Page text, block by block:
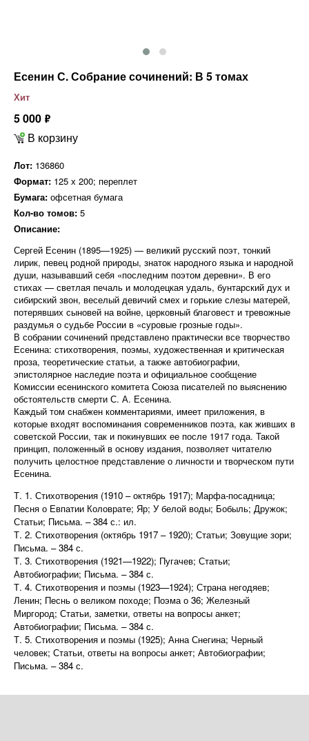
Есенин С. Собрание сочинений: В 5 томах
Хит
5 000 ф
В корзину
Лот: 136860
Формат: 125 х 200; переплет
Бумага: офсетная бумага
Кол-во томов: 5
Описание:
Сергей Есенин (1895—1925) — великий русский поэт, тонкий
лирик, певец родной природы, знаток народного языка и народной
души, называвший себя «последним поэтом деревни». В его
стихах — светлая печаль и молодецкая удаль, бунтарский дух и
сибирский звон, веселый девичий смех и горькие слезы матерей,
потерявших сыновей на войне, церковный благовест и тревожные
раздумья о судьбе России в «суровые грозные годы».
В собрании сочинений представлено практически все творчество
Есенина: стихотворения, поэмы, художественная и критическая
проза, теоретические статьи, а также автобиографии,
эпистолярное наследие поэта и официальное сообщение
Комиссии есенинского комитета Союза писателей по выяснению
обстоятельств смерти С. А. Есенина.
Каждый том снабжен комментариями, имеет приложения, в
которые входят воспоминания современников поэта, как живших в
советской России, так и покинувших ее после 1917 года. Такой
принцип, положенный в основу издания, позволяет читателю
получить целостное представление о личности и творческом пути
Есенина.
Т. 1. Стихотворения (1910 – октябрь 1917); Марфа-посадница;
Песня о Евпатии Коловрате; Яр; У белой воды; Бобыль; Дружок;
Статьи; Письма. – 384 с.: ил.
Т. 2. Стихотворения (октябрь 1917 – 1920); Статьи; Зовущие зори;
Письма. – 384 с.
Т. 3. Стихотворения (1921—1922); Пугачев; Статьи;
Автобиографии; Письма. – 384 с.
Т. 4. Стихотворения и поэмы (1923—1924); Страна негодяев;
Ленин; Песнь о великом походе; Поэма о 36; Железный
Миргород; Статьи, заметки, ответы на вопросы анкет;
Автобиографии; Письма. – 384 с.
Т. 5. Стихотворения и поэмы (1925); Анна Снегина; Черный
человек; Статьи, ответы на вопросы анкет; Автобиографии;
Письма. – 384 с.